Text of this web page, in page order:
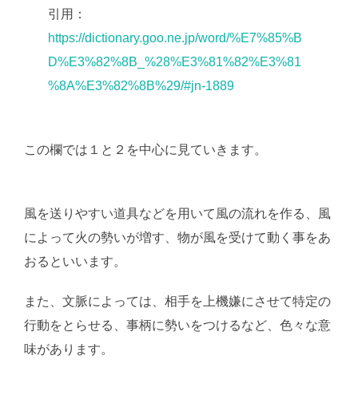
引用：
https://dictionary.goo.ne.jp/word/%E7%85%B
D%E3%82%8B_%28%E3%81%82%E3%81
%8A%E3%82%8B%29/#jn-1889
この欄では１と２を中心に見ていきます。
風を送りやすい道具などを用いて風の流れを作る、風
によって火の勢いが増す、物が風を受けて動く事をあ
おるといいます。
また、文脈によっては、相手を上機嫌にさせて特定の
行動をとらせる、事柄に勢いをつけるなど、色々な意
味があります。